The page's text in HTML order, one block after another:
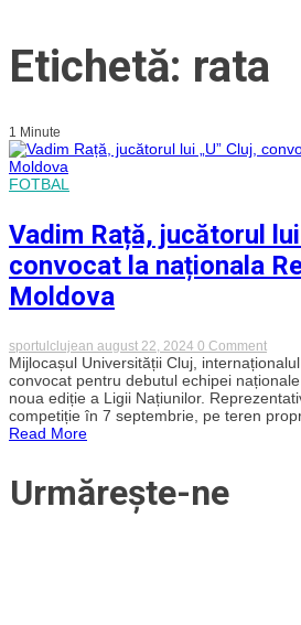
Etichetă: rata
1 Minute
FOTBAL
Vadim Rață, jucătorul lui
convocat la naționala
Moldova
sportulclujean august 22, 2024 0 Commenton
Vadim
Rață,
lui
„U”
Mijlocașul Universității Cluj,
convocat pentru debutul echipei
noua ediție a Ligii Națiunilor.
competiție în 7 septembrie, pe teren
Read More
Urmărește-ne